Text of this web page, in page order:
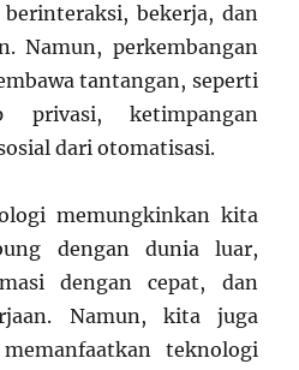
bekerja, dan
Namun, perkembangan
tantangan, seperti
privasi, ketimpangan
dari otomatisasi.
memungkinkan kita
dengan dunia luar,
dengan cepat, dan
Namun, kita juga
teknologi